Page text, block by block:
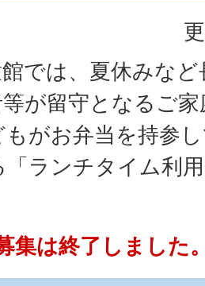
では、夏休みな
が留守となるご
もがお弁当を持参
「ランチタイム利
集は終了しました